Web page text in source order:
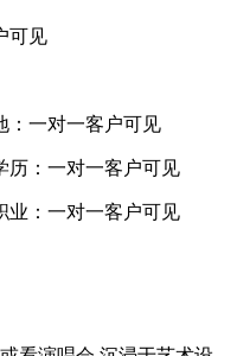
可见
：一对一客户可见
历：一对一客户可见
业：一对一客户可见